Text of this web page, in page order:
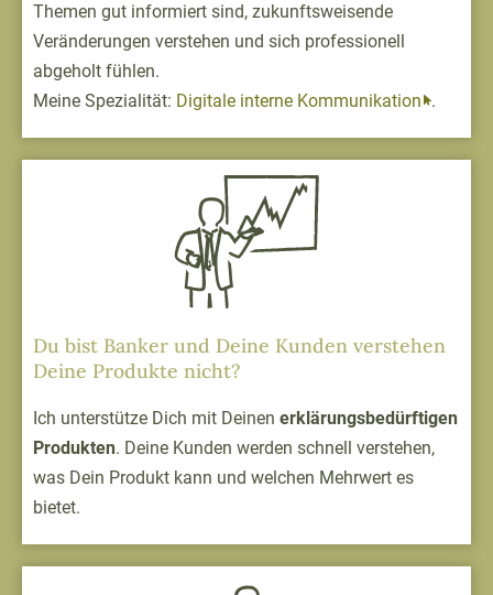
Themen gut informiert sind, zukunfts­weisende
Veränderungen verstehen und sich profes­sionell
abgeholt fühlen.
Meine Spezialität: Digitale interne Kommunikation .
Du bist Banker und Deine Kunden verstehen
Deine Produkte nicht?
Ich unterstütze Dich mit Deinen erklärungsbedürftigen
Produkten. Deine Kunden werden schnell verstehen,
was Dein Produkt kann und welchen Mehrwert es
bietet.